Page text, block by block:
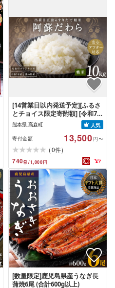
[14営業日以内発送予定][ふるさ
とチョイス限定寄附額] [令和7年
産] 阿蘇だわら 熊本県 高森町 オ
リジナル米 計10kg(5kg×2袋)精
米 お米 米 5kg×2 10kg
熊本県 高森町
人気
寄付金額
13,500 円〜
(0件)
740g /1,000円
[数量限定]鹿児島県産うなぎ長
蒲焼6尾 (合計600g以上)